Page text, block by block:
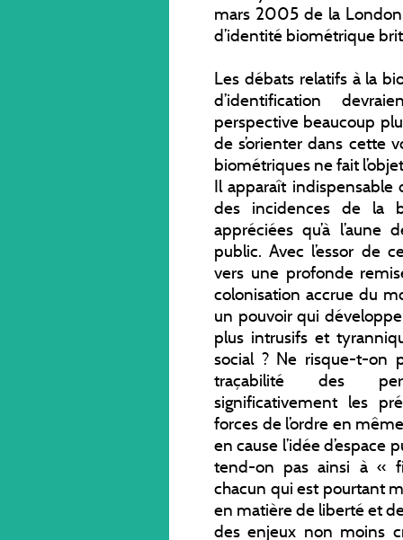
mars 2005 de la
d’identité biométrique
Les débats relatifs à la
d’identification
perspective beaucoup
de s’orienter dans cette
biométriques ne fait
Il apparaît indispensable
des incidences de la
appréciées qu’à l’aune
public. Avec l’essor de
vers une profonde
colonisation accrue du
un pouvoir qui
plus intrusifs et
social ? Ne risque-t-on
traçabilité des
significativement les
forces de l’ordre en
en cause l’idée d’espace
tend-on pas ainsi à «
chacun qui est pourtant
en matière de liberté et
des enjeux non moins